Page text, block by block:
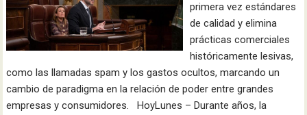
primera vez estándares
de calidad y elimina
prácticas comerciales
históricamente lesivas,
como las llamadas spam y los gastos ocultos, marcando un
cambio de paradigma en la relación de poder entre grandes
empresas y consumidores. HoyLunes – Durante años, la